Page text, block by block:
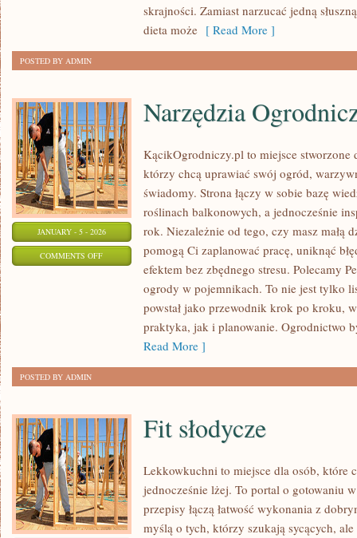
skrajności. Zamiast narzucać jedną
dieta może [ Read More ]
POSTED BY ADMIN
JANUARY - 5 - 2026
COMMENTS OFFON
NARZĘDZIA
OGRODNICZE
Narzędzia
KącikOgrodniczy.pl to miejsce
którzy chcą uprawiać swój ogród,
świadomy. Strona łączy w sobie bazę
roślinach balkonowych, a jednocześnie
rok. Niezależnie od tego, czy masz małą
pomogą Ci zaplanować pracę, uniknąć
efektem bez zbędnego stresu. Polecamy
ogrody w pojemnikach. To nie jest tylko
powstał jako przewodnik krok po kroku,
praktyka, jak i planowanie. Ogrodnictwo
Read More ]
POSTED BY ADMIN
Fit słodycze
Lekkowkuchni to miejsce dla osób, które
jednocześnie lżej. To portal o gotowaniu
przepisy łączą łatwość wykonania z
myślą o tych, którzy szukają sycących,